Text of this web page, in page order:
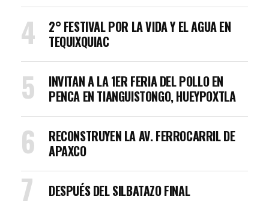
2° FESTIVAL POR LA VIDA Y EL AGUA EN
TEQUIXQUIAC
INVITAN A LA 1ER FERIA DEL POLLO EN
PENCA EN TIANGUISTONGO, HUEYPOXTLA
RECONSTRUYEN LA AV. FERROCARRIL DE
APAXCO
DESPUÉS DEL SILBATAZO FINAL